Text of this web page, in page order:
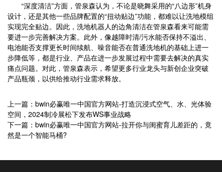
“深度清洁”方面，管泉森认为，不论是晓舞采用的“八边形”机身
设计，还是其他一些品牌配置的“扭动贴边”功能，都难以让洗地模组
实现完全贴边。因此，洗地机器人的边角清洁在管泉森看来可能需
要进一步完善解决方案。此外，像越障时清/污水能否保持不溢出、
电池能否支撑更长时间续航、噪音能否在普通洗地机的基础上进一
步降低等，都是行业、产品在进一步发展过程中需要去解决的真实
痛点问题。对此，管泉森表示，希望更多行业龙头与新创企业突破
产品瓶颈，以供给推动行业需求释放。
上一篇：bwin必赢唯一中国官方网站-打造沉浸式空气、水、光体验
空间，2024制冷展松下发布WS事业战略
下一篇：bwin必赢唯一中国官方网站-拉开你与闺蜜育儿差距的，竟
然是一个智能马桶?